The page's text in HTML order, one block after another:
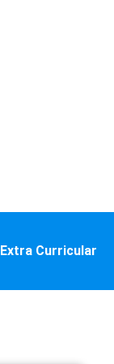
Extra Curricular